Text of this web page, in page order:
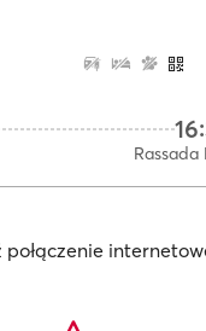
Rassada
połączenie